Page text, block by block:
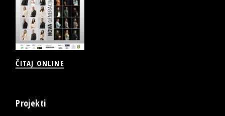
ČITAJ ONLINE
Projekti